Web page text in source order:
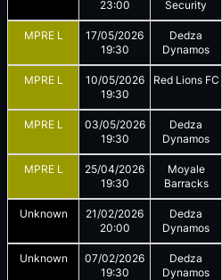
23:00
Security
MPRE L
17/05/2026
19:30
Dedza
Dynamos
MPRE L
10/05/2026
19:30
Red Lions FC
MPRE L
03/05/2026
19:30
Dedza
Dynamos
MPRE L
25/04/2026
19:30
Moyale
Barracks
Unknown
21/02/2026
20:00
Dedza
Dynamos
Unknown
07/02/2026
19:30
Dedza
Dynamos